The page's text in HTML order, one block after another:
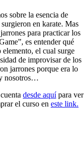
sobre la esencia de
en karate. Mas
para practicar los
es entender qué
el cual surge
de improvisar de los
jarrones porque era lo
nosotros…
desde aquípara ver
el curso en este link.